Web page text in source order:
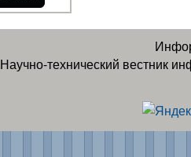
Научно-технический вестник